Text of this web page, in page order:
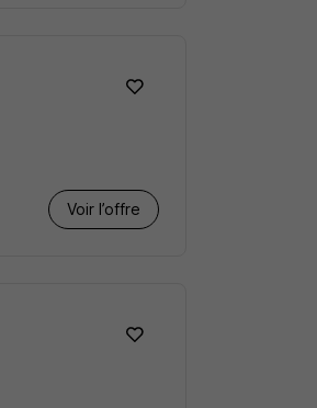
Voir l’offre